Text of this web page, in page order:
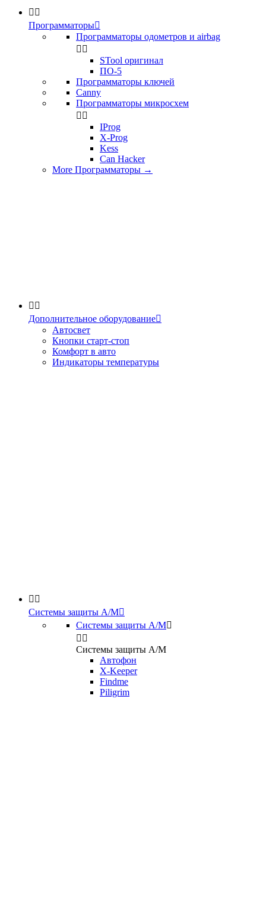
 
Программаторы
Программаторы одометров и airbag
 
STool оригинал
ПО-5
Программаторы ключей
Canny
Программаторы микросхем
 
IProg
X-Prog
Kess
Can Hacker
More Программаторы →
 
Дополнительное оборудование
Автосвет
Кнопки старт-стоп
Комфорт в авто
Индикаторы температуры
 
Системы защиты А/М
Системы защиты А/М
 
Системы защиты А/М
Автофон
X-Keeper
Findme
Piligrim